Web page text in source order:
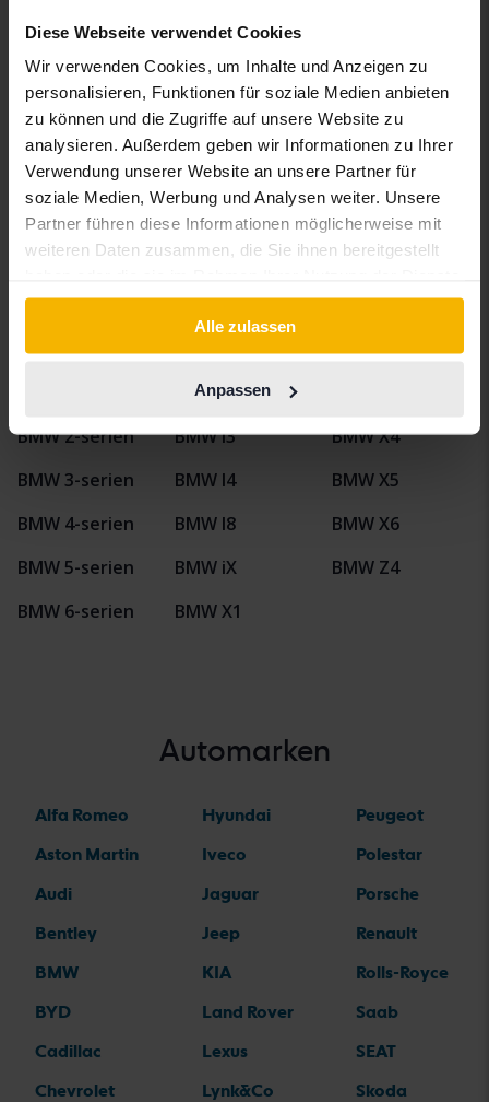
Diese Webseite verwendet Cookies
Wir verwenden Cookies, um Inhalte und Anzeigen zu
personalisieren, Funktionen für soziale Medien anbieten
zu können und die Zugriffe auf unsere Website zu
analysieren. Außerdem geben wir Informationen zu Ihrer
Verwendung unserer Website an unsere Partner für
soziale Medien, Werbung und Analysen weiter. Unsere
Partner führen diese Informationen möglicherweise mit
weiteren Daten zusammen, die Sie ihnen bereitgestellt
gesammelt haben.
Alle zulassen
Anpassen
Svedala
Startpreis Demnächst
Unsere Bewertung ist auf dem Weg
Anzeige 4 von 4 Treffer
Fahrzeuge BMW X3
BMWModelle
BMW 2-serien
BMW 3-serien
BMW 4-serien
BMW 5-serien
BMW 6-serien
BMW 7-serien
BMW I3
BMW I4
BMW I8
BMW iX
BMW X1
BMW X4
BMW X5
BMW X6
BMW Z4
Automarken
Alfa Romeo
Aston Martin
Audi
Bentley
BMW
BYD
Cadillac
Chevrolet
Hyundai
Iveco
Jaguar
Jeep
KIA
Land Rover
Lexus
Lynk&Co
Peugeot
Polestar
Porsche
Renault
Rolls-Royce
Saab
SEAT
Skoda